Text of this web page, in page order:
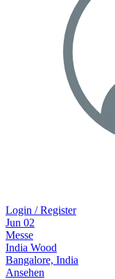
Login / Register
Jun 02
Messe
India Wood
Bangalore, India
Ansehen